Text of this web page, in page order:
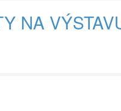
NA